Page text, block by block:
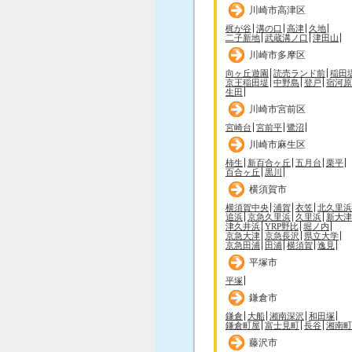
川崎市高津区
梶が谷 溝の口 高津 久地
二子新地 武蔵溝ノ口 津田山
川崎市多摩区
向ヶ丘遊園 読売ランド前 稲田
京王稲田堤 中野島 登戸 宿河原
生田
川崎市宮前区
宮崎台 宮前平 鷺沼
川崎市麻生区
柿生 新百合ヶ丘 五月台 栗平
百合ヶ丘 黒川
横須賀市
横須賀中央 浦賀 衣笠 北久里浜
追浜 京急久里浜 久里浜 新大津
津久井浜 YRP野比 堀ノ内
京急大津 京急長沢
県立大学
京急田浦
田浦 横須賀 逸見
平塚市
平塚
鎌倉市
鎌倉 大船 湘南深沢 和田塚
鎌倉町屋 富士見町 長谷 湘南
藤沢市